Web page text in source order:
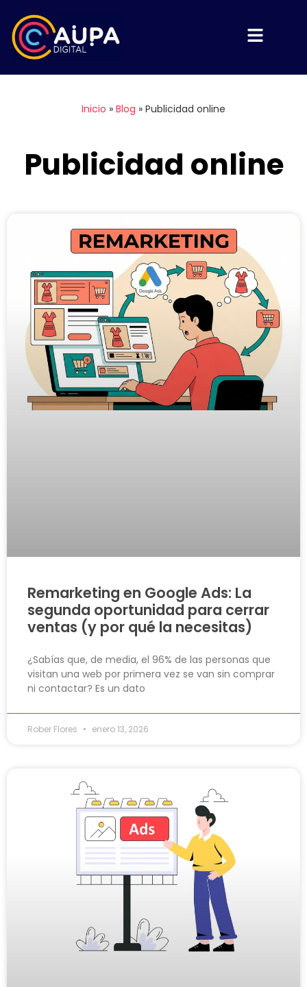
Inicio » Blog » Publicidad online
Publicidad online
Remarketing en Google Ads: La
segunda oportunidad para cerrar
ventas (y por qué la necesitas)
¿Sabías que, de media, el 96% de las personas que
visitan una web por primera vez se van sin comprar
ni contactar? Es un dato
Rober Flores enero 13, 2026